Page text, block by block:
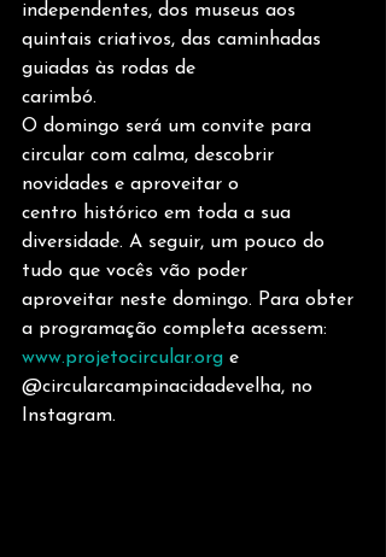
independentes, dos museus aos
quintais criativos, das caminhadas
guiadas às rodas de
carimbó.
O domingo será um convite para
circular com calma, descobrir
novidades e aproveitar o
centro histórico em toda a sua
diversidade. A seguir, um pouco do
tudo que vocês vão poder
aproveitar neste domingo. Para obter
a programação completa acessem:
www.projetocircular.org e
@circularcampinacidadevelha, no
Instagram.